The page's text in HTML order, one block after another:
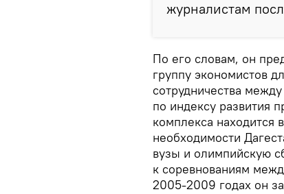
журналистам
По его словам, он
группу экономистов
сотрудничества
по индексу развития
комплекса находится
необходимости
вузы и олимпийскую
к соревнованиям
2005-2009 годах он